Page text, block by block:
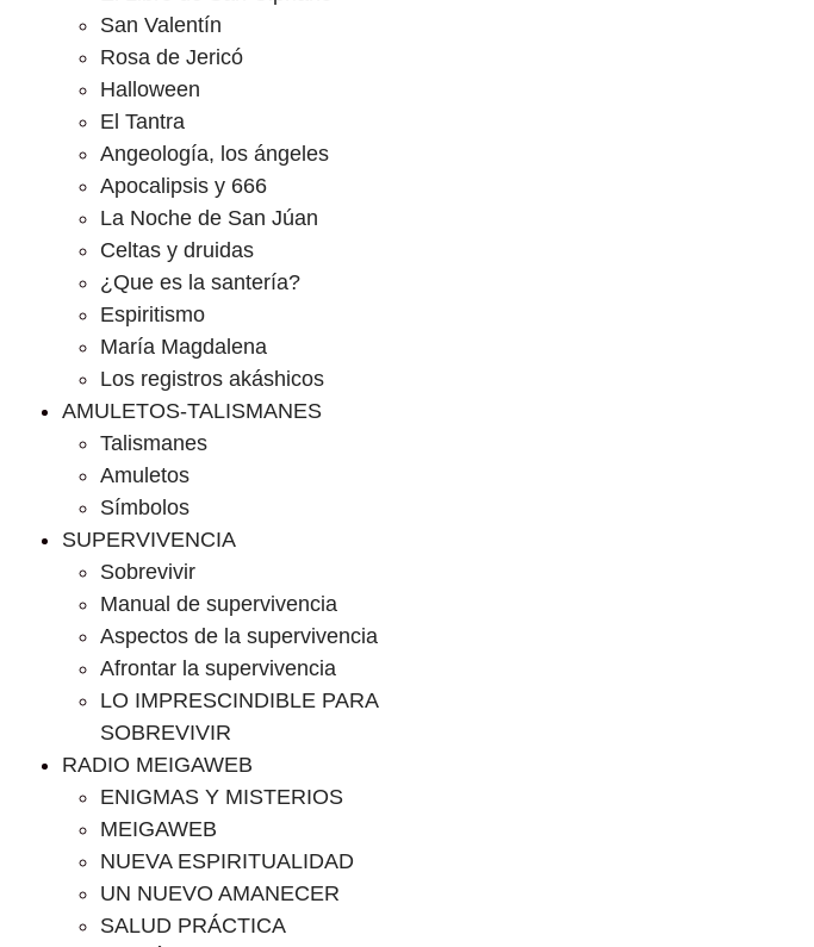
San Valentín
Rosa de Jericó
Halloween
El Tantra
Angeología, los ángeles
Apocalipsis y 666
La Noche de San Júan
Celtas y druidas
¿Que es la santería?
Espiritismo
María Magdalena
Los registros akáshicos
AMULETOS-TALISMANES
Talismanes
Amuletos
Símbolos
SUPERVIVENCIA
Sobrevivir
Manual de supervivencia
Aspectos de la supervivencia
Afrontar la supervivencia
LO IMPRESCINDIBLE PARA
SOBREVIVIR
RADIO MEIGAWEB
ENIGMAS Y MISTERIOS
MEIGAWEB
NUEVA ESPIRITUALIDAD
UN NUEVO AMANECER
SALUD PRÁCTICA